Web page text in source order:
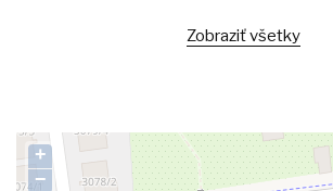
Zobraziť všetky
+
−